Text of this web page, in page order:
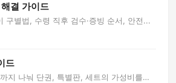
결 가이드
별법, 수령 직후 검수·증빙 순서, 안전...
드
지 나눠 단권, 특별판, 세트의 가성비를